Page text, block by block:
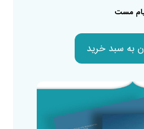
مست
به سبد خرید